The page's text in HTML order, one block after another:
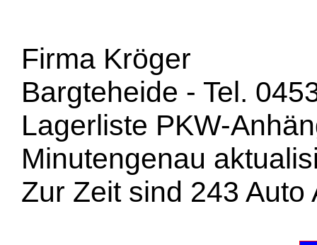
Firma Kröger
Bargteheide - Tel.
Lagerliste PKW-
Minutengenau
Zur Zeit sind 243